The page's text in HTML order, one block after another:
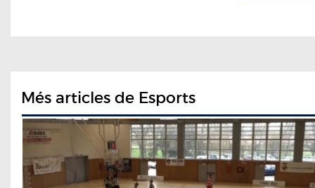
Més articles de Esports